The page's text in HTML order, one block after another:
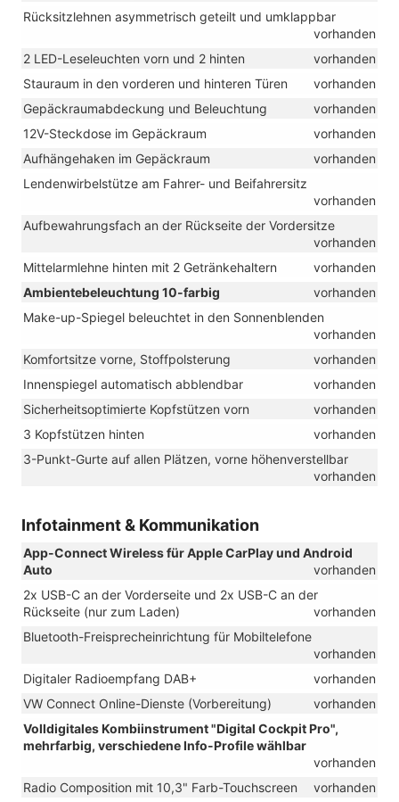
Rücksitzlehnen asymmetrisch geteilt und umklappbar
vorhanden
2 LED-Leseleuchten vorn und 2 hinten
vorhanden
Stauraum in den vorderen und hinteren Türen
vorhanden
Gepäckraumabdeckung und Beleuchtung
vorhanden
12V-Steckdose im Gepäckraum
vorhanden
Aufhängehaken im Gepäckraum
vorhanden
Lendenwirbelstütze am Fahrer- und Beifahrersitz
vorhanden
Aufbewahrungsfach an der Rückseite der Vordersitze
vorhanden
Mittelarmlehne hinten mit 2 Getränkehaltern
vorhanden
Ambientebeleuchtung 10-farbig
vorhanden
Make-up-Spiegel beleuchtet in den Sonnenblenden
vorhanden
Komfortsitze vorne, Stoffpolsterung
vorhanden
Innenspiegel automatisch abblendbar
vorhanden
Sicherheitsoptimierte Kopfstützen vorn
vorhanden
3 Kopfstützen hinten
vorhanden
3-Punkt-Gurte auf allen Plätzen, vorne höhenverstellbar
vorhanden
Infotainment & Kommunikation
App-Connect Wireless für Apple CarPlay und Android
Auto
vorhanden
2x USB-C an der Vorderseite und 2x USB-C an der
Rückseite (nur zum Laden)
vorhanden
Bluetooth-Freisprecheinrichtung für Mobiltelefone
vorhanden
Digitaler Radioempfang DAB+
vorhanden
VW Connect Online-Dienste (Vorbereitung)
vorhanden
Volldigitales Kombiinstrument "Digital Cockpit Pro",
mehrfarbig, verschiedene Info-Profile wählbar
vorhanden
Radio Composition mit 10,3" Farb-Touchscreen
vorhanden